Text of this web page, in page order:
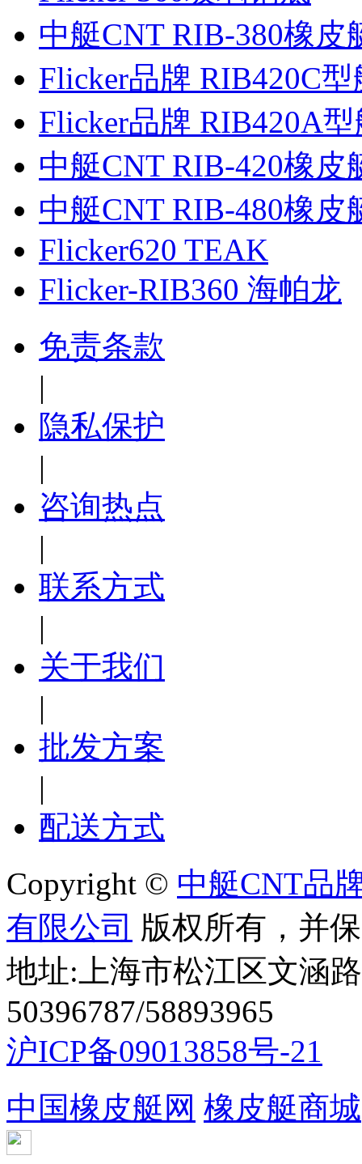
中艇CNT RIB-380橡皮
Flicker品牌 RIB420C型
Flicker品牌 RIB420A
中艇CNT RIB-420橡皮
中艇CNT RIB-480橡皮
Flicker620 TEAK
Flicker-RIB360 海帕龙
免责条款
|
隐私保护
|
咨询热点
|
联系方式
|
关于我们
|
批发方案
|
配送方式
Copyright © 中艇CNT品
有限公司 版权所有，并
地址:上海市松江区文涵
50396787/58893965
沪ICP备09013858号-21
中国橡皮艇网 橡皮艇商城